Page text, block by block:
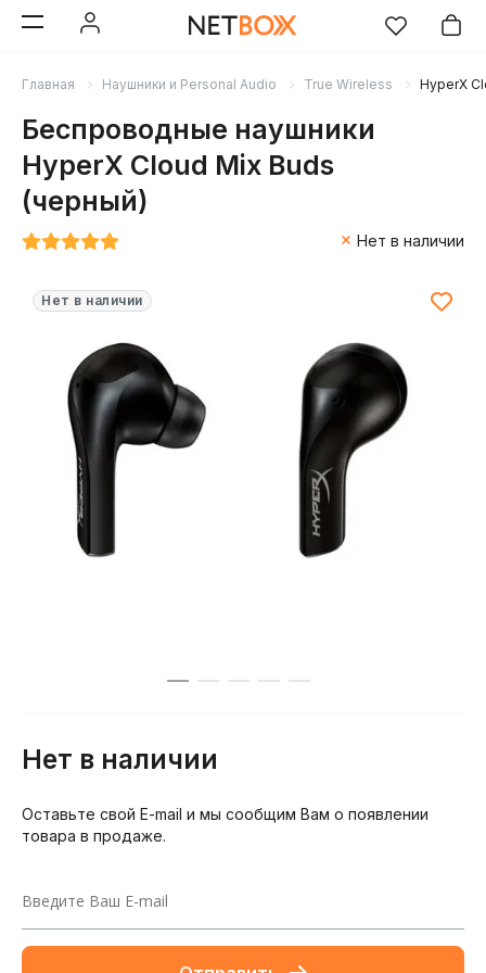
Главная Наушники и Personal Audio True Wireless HyperX
Беспроводные наушники
HyperX Cloud Mix Buds
(черный)
Нет в наличии
Нет в наличии
Нет в наличии
Оставьте свой E-mail и мы сообщим Вам о появлении
товара в продаже.